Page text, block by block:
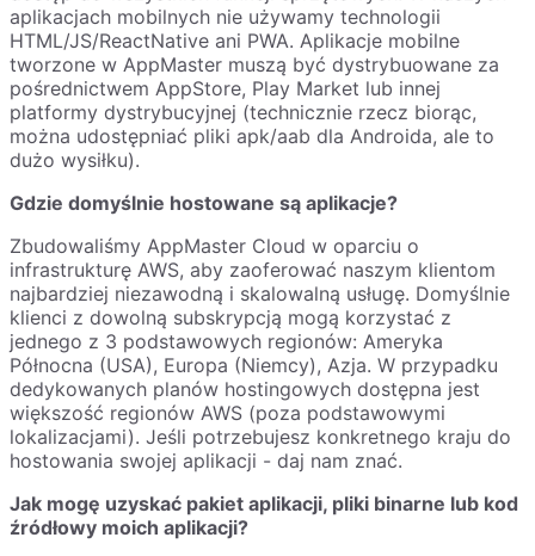
aplikacjach mobilnych nie używamy technologii
HTML/JS/ReactNative ani PWA. Aplikacje mobilne
tworzone w AppMaster muszą być dystrybuowane za
pośrednictwem AppStore, Play Market lub innej
platformy dystrybucyjnej (technicznie rzecz biorąc,
można udostępniać pliki apk/aab dla Androida, ale to
dużo wysiłku).
Gdzie domyślnie hostowane są aplikacje?
Zbudowaliśmy AppMaster Cloud w oparciu o
infrastrukturę AWS, aby zaoferować naszym klientom
najbardziej niezawodną i skalowalną usługę. Domyślnie
klienci z dowolną subskrypcją mogą korzystać z
jednego z 3 podstawowych regionów: Ameryka
Północna (USA), Europa (Niemcy), Azja. W przypadku
dedykowanych planów hostingowych dostępna jest
większość regionów AWS (poza podstawowymi
lokalizacjami). Jeśli potrzebujesz konkretnego kraju do
hostowania swojej aplikacji - daj nam znać.
Jak mogę uzyskać pakiet aplikacji, pliki binarne lub kod
źródłowy moich aplikacji?